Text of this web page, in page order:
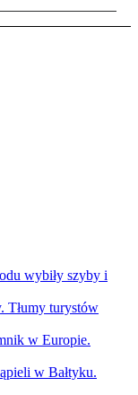
wybiły szyby i
Tłumy turystów
w Europie.
w Bałtyku.